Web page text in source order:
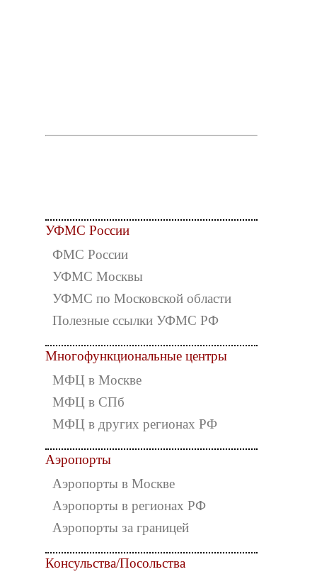
УФМС России
ФМС России
УФМС Москвы
УФМС по Московской области
Полезные ссылки УФМС РФ
Многофункциональные центры
МФЦ в Москве
МФЦ в СПб
МФЦ в других регионах РФ
Аэропорты
Аэропорты в Москве
Аэропорты в регионах РФ
Аэропорты за границей
Консульства/Посольства